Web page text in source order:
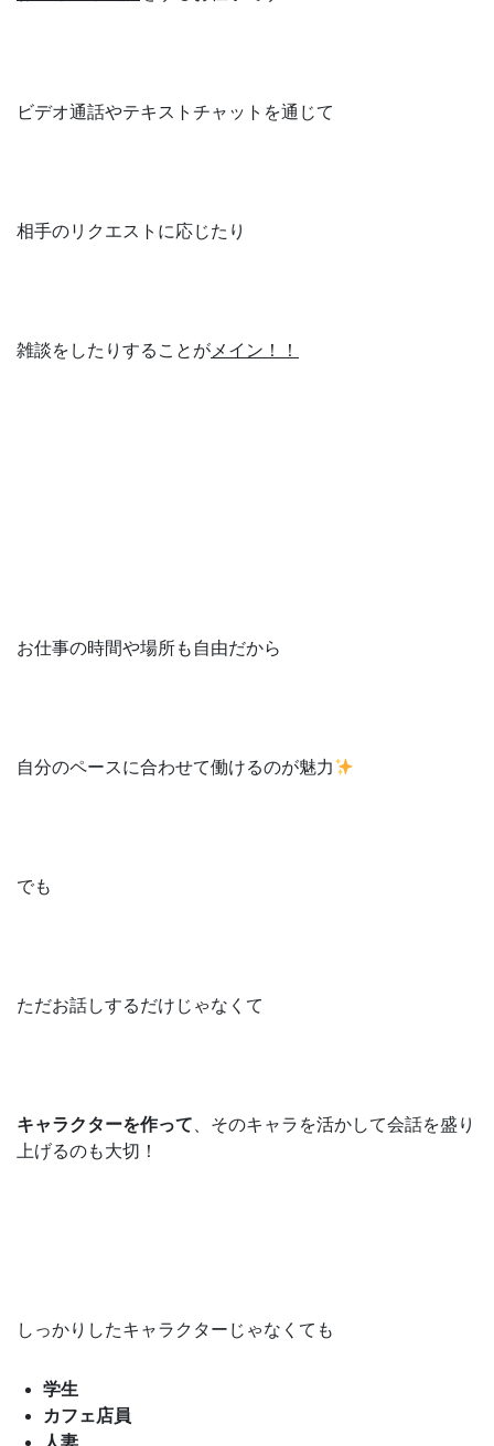
ビデオ通話やテキストチャットを通じて
相手のリクエストに応じたり
雑談をしたりすることが メイン！！
お仕事の時間や場所も自由だから
自分のペースに合わせて働けるのが魅力
でも
ただお話しするだけじゃなくて
キャラクターを作って 、そのキャラを活かして会話を盛り
上げるのも大切！
しっかりしたキャラクターじゃなくても
学生
カフェ店員